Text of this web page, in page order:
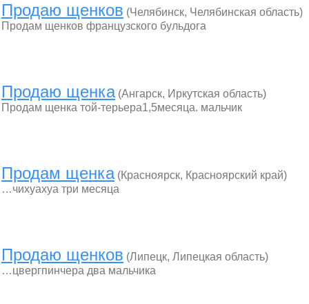
Продаю щенков (Челябинск, Челябинская область)
Продам щенков французского бульдога
Продаю щенка(Ангарск, Иркутская область)
Продам щенка той-терьера1,5месяца. мальчик
Продам щенка(Красноярск, Красноярский край)
…чихуахуа три месяца
Продаю щенков (Липецк, Липецкая область)
…цвергпинчера два мальчика